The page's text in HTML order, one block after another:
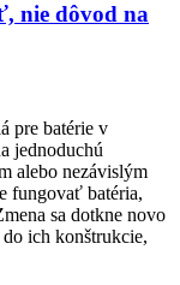
nie dôvod na
pre batérie v
jednoduchú
alebo nezávislým
fungovať batéria,
sa dotkne novo
ich konštrukcie,